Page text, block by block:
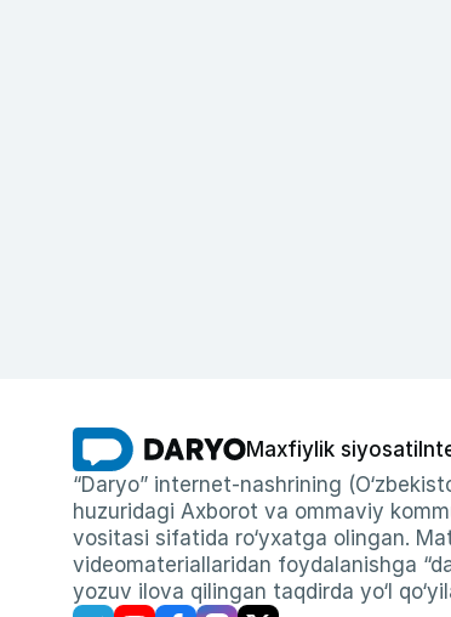
Maxfiylik siyosati
“Daryo” internet-nashrining
huzuridagi Axborot va ommaviy
vositasi sifatida ro‘yxatga olingan.
videomateriallaridan foydalanishga
yozuv ilova qilingan taqdirda yo‘l